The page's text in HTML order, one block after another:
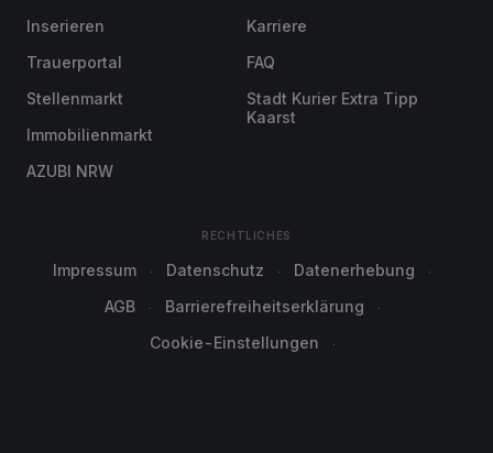
Inserieren
Trauerportal
Stellenmarkt
Immobilienmarkt
AZUBI NRW
Karriere
FAQ
Stadt Kurier Extra Tipp
Kaarst
RECHTLICHES
Impressum Datenschutz
Datenerhebung
AGB
Barrierefreiheitserklärung
Cookie-Einstellungen